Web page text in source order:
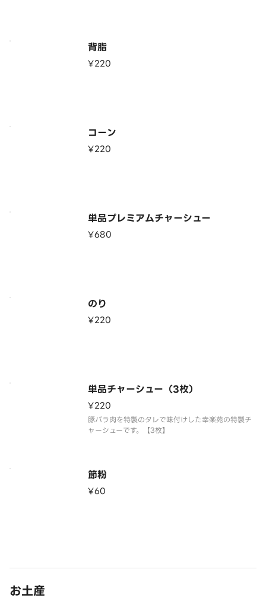
背脂
¥220
コーン
¥220
単品プレミアムチャーシュー
¥680
のり
¥220
単品チャーシュー（3枚）
¥220
豚バラ肉を特製のタレで味付けした幸楽苑の特製チ
ャーシューです。【3枚】
節粉
¥60
お土産